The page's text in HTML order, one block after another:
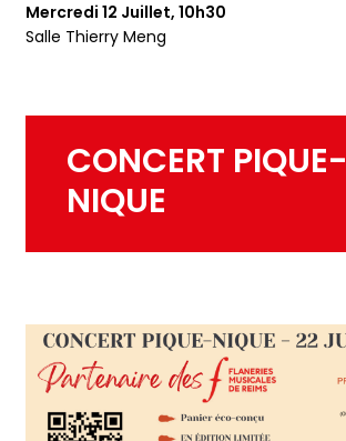
Mercredi 12 Juillet, 10h30
Salle Thierry Meng
CONCERT PIQUE-
NIQUE